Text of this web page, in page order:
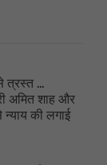
त्रस्त …
अमित शाह और
की लगाई